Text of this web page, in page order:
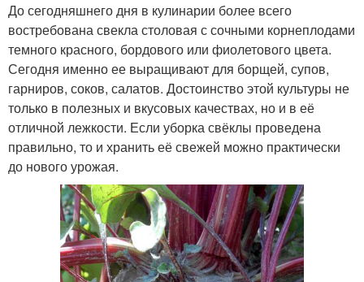
До сегодняшнего дня в кулинарии более всего
востребована свекла столовая с сочными корнеплодами
темного красного, бордового или фиолетового цвета.
Сегодня именно ее выращивают для борщей, супов,
гарниров, соков, салатов. Достоинство этой культуры не
только в полезных и вкусовых качествах, но и в её
отличной лежкости. Если уборка свёклы проведена
правильно, то и хранить её свежей можно практически
до нового урожая.